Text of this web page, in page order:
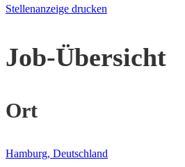
Stellenanzeige drucken
Job-Übersicht
Ort
Hamburg, Deutschland